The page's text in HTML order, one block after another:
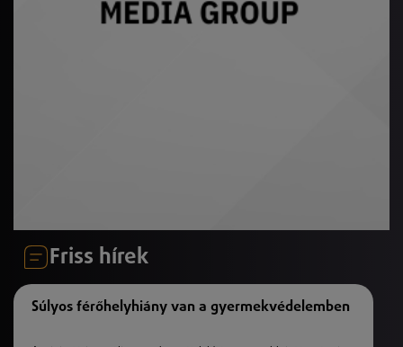
Friss hírek
Súlyos férőhelyhiány van a gyermekvédelemben